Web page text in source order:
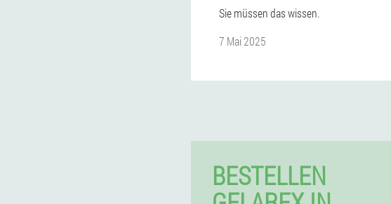
Sie müssen das wissen.
7 Mai 2025
BESTELLEN